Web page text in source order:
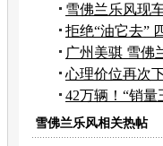
车
雪佛兰乐风现
万
拒绝“油它去”
广州美骐 雪佛
心理价位再次
万
42万辆！“销
雪佛兰乐风相关热帖